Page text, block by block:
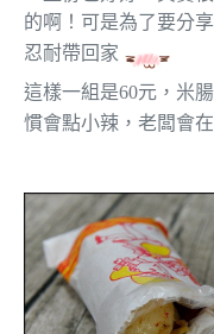
的啊！可是為了要分
忍耐帶回家
這樣一組是60元，米
慣會點小辣，老闆會